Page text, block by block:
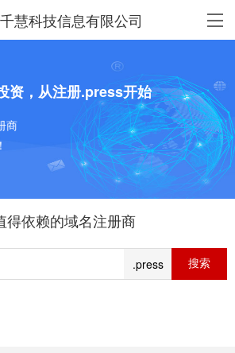
慧科技信息有限公司
资，从注册.press开始
商
得依赖的域名注册商
.press